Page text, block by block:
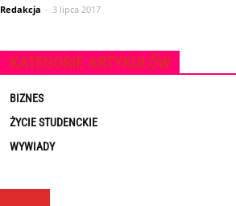
Redakcja - 3 lipca 2017
KATEGORIE ARTYKUŁÓW
BIZNES
ŻYCIE STUDENCKIE
WYWIADY